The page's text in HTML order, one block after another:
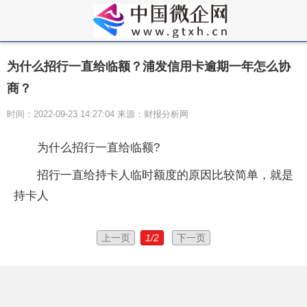
为什么招行一直给临额？浦发信用卡逾期一年怎么协
商？
时间：2022-09-23 14:27:04 来源：财报分析网
为什么招行一直给临额?
招行一直给持卡人临时额度的原因比较简单，就是
持卡人
上一页 1/2 下一页